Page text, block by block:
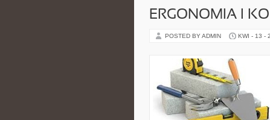
ERGONOMIA I
POSTED BY ADMIN KWI - 13 -